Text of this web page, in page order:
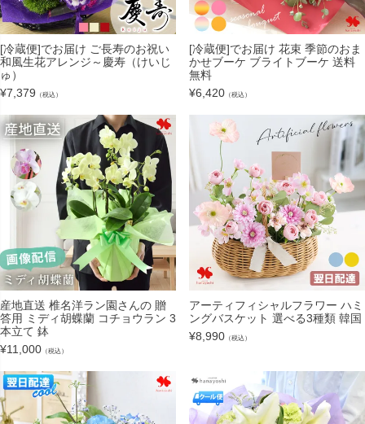
[冷蔵便]でお届け ご長寿のお祝い
和風生花アレンジ～慶寿（けいじ
ゅ）
¥7,379 （税込）
[冷蔵便]でお届け 花束 季節のおま
かせブーケ ブライトブーケ 送料
無料
¥6,420 （税込）
産地直送 椎名洋ラン園さんの 贈
答用 ミディ胡蝶蘭 コチョウラン 3
本立て 鉢
¥11,000 （税込）
アーティフィシャルフラワー ハミ
ングバスケット 選べる3種類 韓国
¥8,990 （税込）